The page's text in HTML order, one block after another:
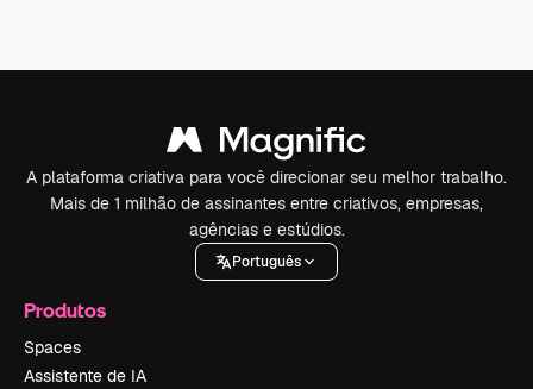
A plataforma criativa para você direcionar seu melhor trabalho.
Mais de 1 milhão de assinantes entre criativos, empresas,
agências e estúdios.
Português
Produtos
Spaces
Assistente de IA